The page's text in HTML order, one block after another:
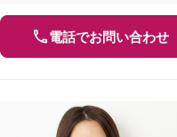
電話でお問い合わせ